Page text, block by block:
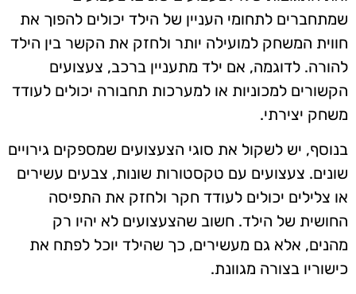
שמתחברים לתחומי העניין של הילד יכולים להפוך את
חווית המשחק למועילה יותר ולחזק את הקשר בין הילד
להורה. לדוגמה, אם ילד מתעניין ברכב, צעצועים
הקשורים למכוניות או למערכות תחבורה יכולים לעודד
משחק יצירתי.
בנוסף, יש לשקול את סוגי הצעצועים שמספקים גירויים
שונים. צעצועים עם טקסטורות שונות, צבעים עשירים
או צלילים יכולים לעודד חקר ולחזק את התפיסה
החושית של הילד. חשוב שהצעצועים לא יהיו רק
מהנים, אלא גם מעשירים, כך שהילד יוכל לפתח את
כישוריו בצורה מגוונת.